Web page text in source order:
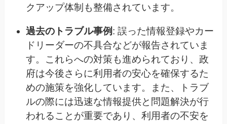
クアップ体制も整備されています。
過去のトラブル事例: 誤った情報登録やカー
ドリーダーの不具合などが報告されていま
す。これらへの対策も進められており、政
府は今後さらに利用者の安心を確保するた
めの施策を強化しています。また、トラブ
ルの際には迅速な情報提供と問題解決が行
われることが重要であり、利用者の不安を